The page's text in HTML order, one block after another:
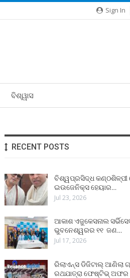
Sign In
ବିଶ୍ୱାସ
RECENT POSTS
ବିଶ୍ୱପ୍ରସିଦ୍ଧ କଣ୍ଠଶିଳ୍ପୀ
ଇଉଜେନିକ୍ସ ହେୟାର…
Jul 23, 2026
ଆକାଶ ଏଜୁକେସନାଲ
ଭୁବନେଶ୍ୱରର ୧୧ ଜଣ…
Jul 17, 2026
ରିଲାଏନ୍ସ ଡିଜିଟାଲ୍ ଆଣିଲା
ରଥଯାତ୍ରା ଫେଷ୍ଟିଭ୍ ଅଫର